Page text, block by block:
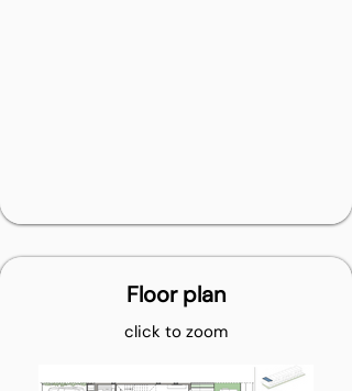
Floor plan
click to zoom